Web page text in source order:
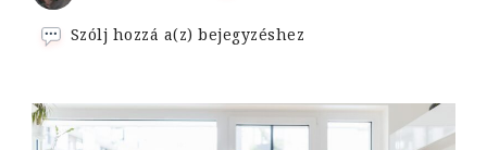
Szólj hozzá a(z)Otthoni
gyakorlatok,
edzésterv
bejegyzéshez